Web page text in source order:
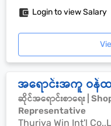
Login to view Salary
အရောင်းအကူ ဝန်ထ
ဆိုင်အရောင်းစာရေး |
Representative
Thuriya Win Int'l